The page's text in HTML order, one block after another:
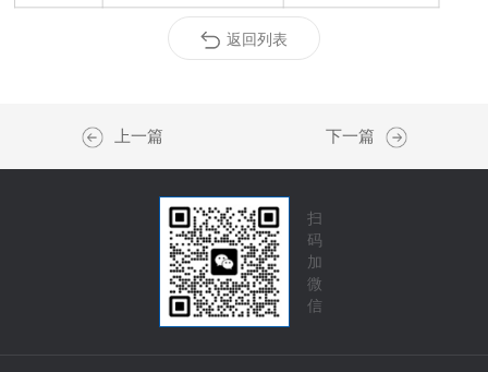
返回列表
上一篇 下一篇
扫
码
加
微
信